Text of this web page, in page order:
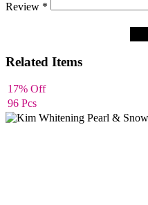
Review *
Related Items
17% Off
96 Pcs